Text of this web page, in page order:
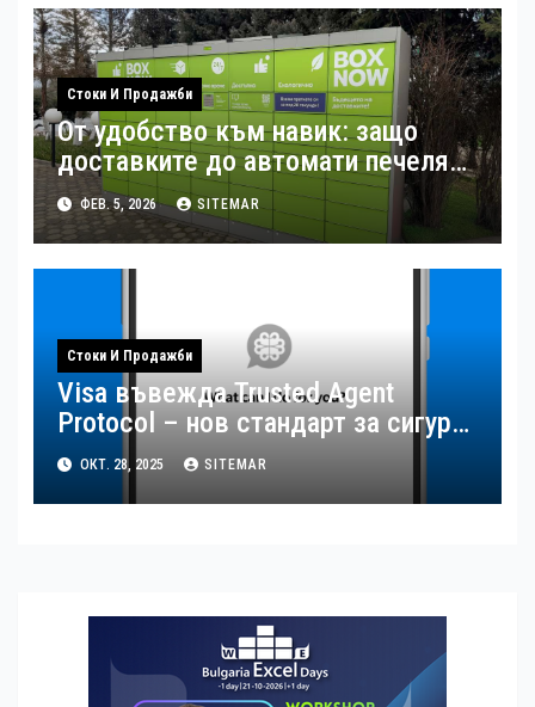
Стоки И Продажби
От удобство към навик: защо
доставките до автомати печелят
потребителите
ФЕВ. 5, 2026 SITEMAR
Стоки И Продажби
Visa въвежда Trusted Agent
Protocol – нов стандарт за сигурна
AI търговия
ОКТ. 28, 2025 SITEMAR